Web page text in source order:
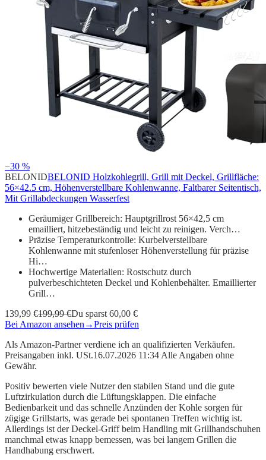
−30 %
BELONIDBELONID Holzkohlegrill, Grill mit Deckel, Grillfläche:
56×42.5 cm, Höhenverstellbare Kohlenwanne, Faltbarer Seitentisch,
Mit Grillabdeckungen Wasserfest
Geräumiger Grillbereich: Hauptgrillrost 56×42,5 cm
emailliert, hitzebeständig und leicht zu reinigen. Verch…
Präzise Temperaturkontrolle: Kurbelverstellbare
Kohlenwanne mit stufenloser Höhenverstellung für präzise
Hi…
Hochwertige Materialien: Rostschutz durch
pulverbeschichteten Deckel und Kohlenbehälter. Emaillierter
Grill…
139,99 €199,99 €Du sparst 60,00 €
Bei Amazon ansehen →Preis prüfen
Als Amazon-Partner verdiene ich an qualifizierten Verkäufen.
Preisangaben inkl. USt.16.07.2026 11:34 Alle Angaben ohne
Gewähr.
Positiv bewerten viele Nutzer den stabilen Stand und die gute
Luftzirkulation durch die Lüftungsklappen. Die einfache
Bedienbarkeit und das schnelle Anzünden der Kohle sorgen für
zügige Grillstarts, was gerade bei spontanen Treffen wichtig ist.
Allerdings ist der Deckel-Griff beim Handling mit Grillhandschuhen
manchmal etwas knapp bemessen, was bei langem Grillen die
Handhabung erschwert.